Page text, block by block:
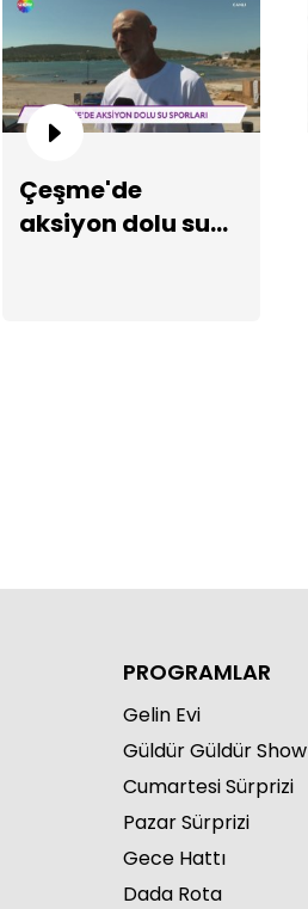
Çeşme'de
aksiyon dolu su
PROGRAMLAR
Gelin Evi
Güldür Güldür Show
Cumartesi Sürprizi
Pazar Sürprizi
Gece Hattı
Dada Rota